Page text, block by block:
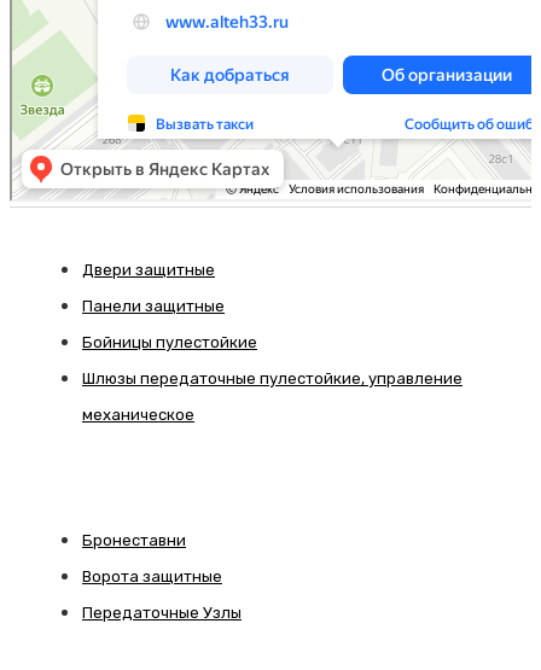
Двери защитные
Панели защитные
Бойницы пулестойкие
Шлюзы передаточные пулестойкие, управление
механическое
Бронеставни
Ворота защитные
Передаточные Узлы